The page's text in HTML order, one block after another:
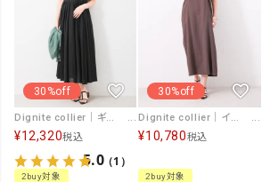
30%off
¥12,320税込
5.0（1）
2buy対象
30%off
¥10,780税込
2buy対象